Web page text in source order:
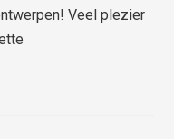
Veel plezier